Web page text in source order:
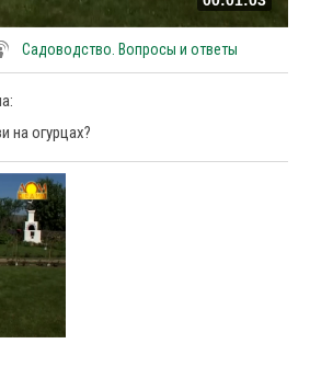
Садоводство. Вопросы и ответы
:
на огурцах?